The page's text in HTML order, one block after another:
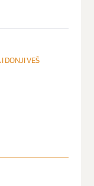
DONJI VEŠ